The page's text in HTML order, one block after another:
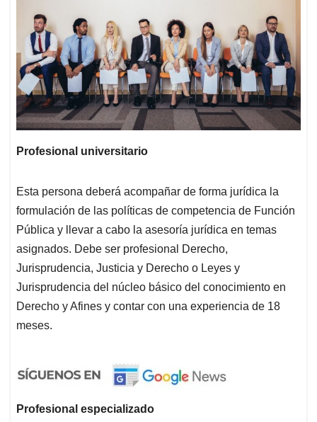
Profesional universitario
Esta persona deberá acompañar de forma jurídica la
formulación de las políticas de competencia de Función
Pública y llevar a cabo la asesoría jurídica en temas
asignados. Debe ser profesional Derecho,
Jurisprudencia, Justicia y Derecho o Leyes y
Jurisprudencia del núcleo básico del conocimiento en
Derecho y Afines y contar con una experiencia de 18
meses.
Profesional especializado